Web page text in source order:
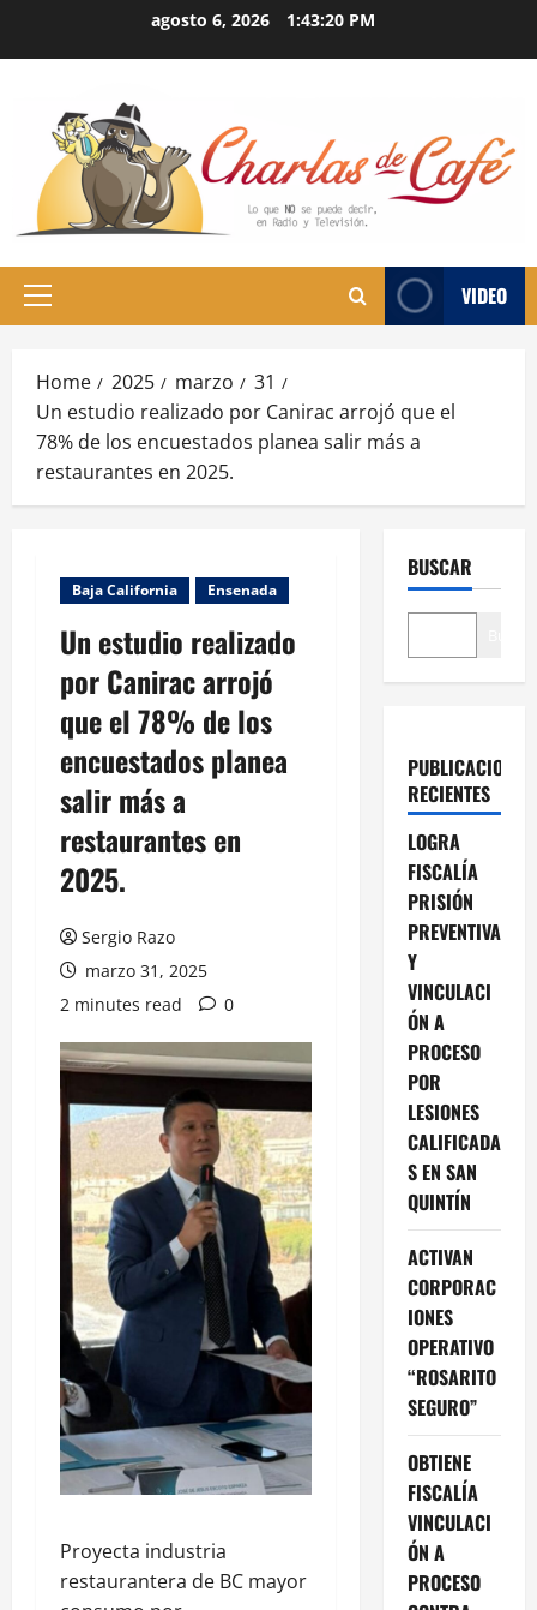
agosto 6, 2026 1:43:21 PM
Primary
VIDEO
Home 2025 marzo
31
Un estudio realizado por Canirac arrojó que el
78% de los encuestados planea salir más a
restaurantes en 2025.
Baja California Ensenada
Un estudio realizado
por Canirac arrojó
que el 78% de los
encuestados planea
salir más a
restaurantes en
2025.
Sergio Razo
marzo 31, 2025
2 minutes read
0
Proyecta industria
restaurantera de BC mayor
BUSCAR
PUBLICACIONES
RECIENTES
LOGRA
FISCALÍA
PRISIÓN
PREVENTIVA
Y
VINCULACI
ÓN A
PROCESO
POR
LESIONES
CALIFICADA
S EN SAN
QUINTÍN
ACTIVAN
CORPORAC
IONES
OPERATIVO
“ROSARITO
SEGURO”
OBTIENE
FISCALÍA
VINCULACI
ÓN A
PROCESO